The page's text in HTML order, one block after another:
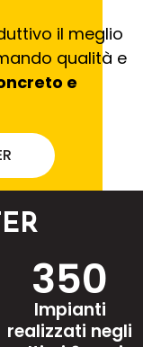
il meglio
qualità e
e
Impianti
realizzati negli
350